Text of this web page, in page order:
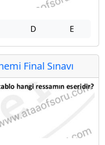
D E
Final Sınavı